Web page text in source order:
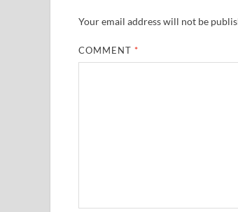
Your email address will not be
COMMENT*